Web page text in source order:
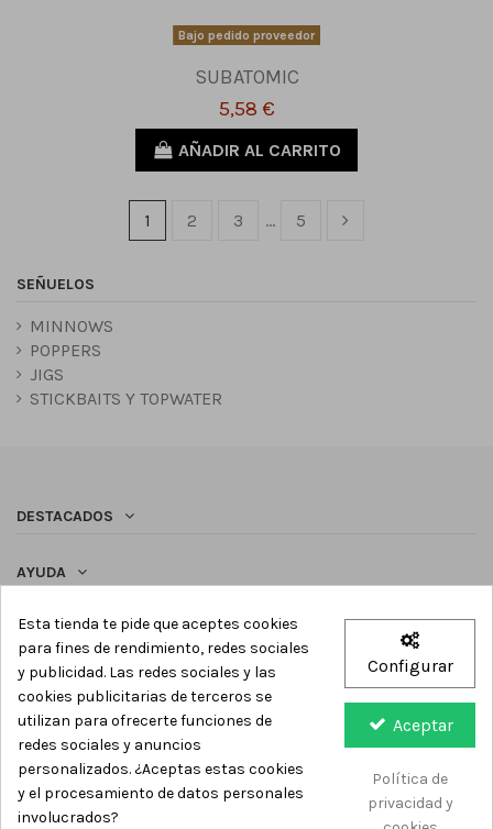
Bajo pedido proveedor
SUBATOMIC
5,58 €
AÑADIR AL CARRITO
1 2 3 … 5
SEÑUELOS
MINNOWS
POPPERS
JIGS
STICKBAITS Y TOPWATER
DESTACADOS
AYUDA
SÍGUENOS
Newsletter
Esta tienda te pide que aceptes cookies
para fines de rendimiento, redes sociales
y publicidad. Las redes sociales y las
cookies publicitarias de terceros se
utilizan para ofrecerte funciones de
redes sociales y anuncios
personalizados. ¿Aceptas estas cookies
y el procesamiento de datos personales
involucrados?
Configurar
Aceptar
Política de
privacidad y